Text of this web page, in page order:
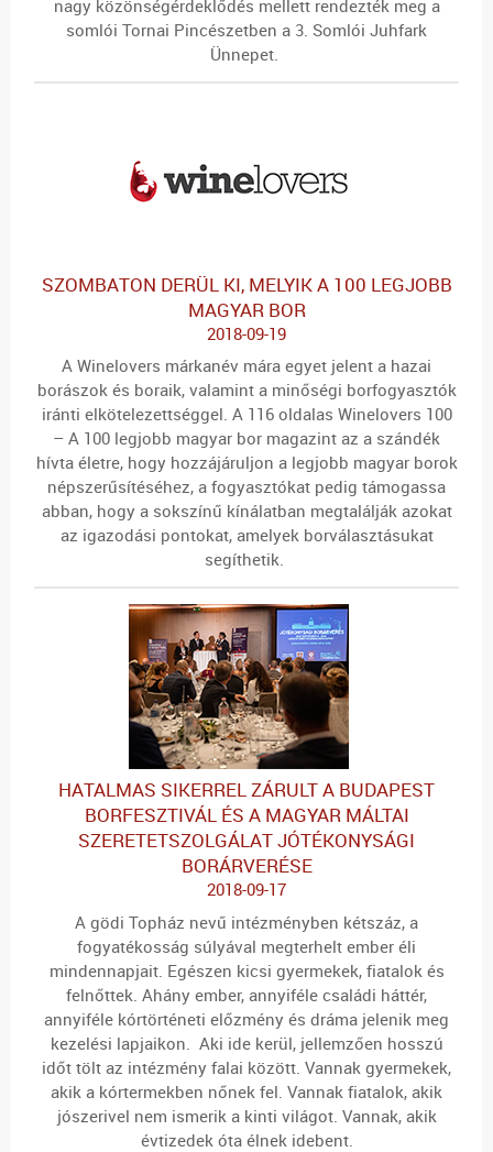
nagy közönségérdeklődés mellett rendezték meg a
somlói Tornai Pincészetben a 3. Somlói Juhfark
Ünnepet.
SZOMBATON DERÜL KI, MELYIK A 100 LEGJOBB
MAGYAR BOR
2018-09-19
A Winelovers márkanév mára egyet jelent a hazai
borászok és boraik, valamint a minőségi borfogyasztók
iránti elkötelezettséggel. A 116 oldalas Winelovers 100
– A 100 legjobb magyar bor magazint az a szándék
hívta életre, hogy hozzájáruljon a legjobb magyar borok
népszerűsítéséhez, a fogyasztókat pedig támogassa
abban, hogy a sokszínű kínálatban megtalálják azokat
az igazodási pontokat, amelyek borválasztásukat
segíthetik.
HATALMAS SIKERREL ZÁRULT A BUDAPEST
BORFESZTIVÁL ÉS A MAGYAR MÁLTAI
SZERETETSZOLGÁLAT JÓTÉKONYSÁGI
BORÁRVERÉSE
2018-09-17
A gödi Topház nevű intézményben kétszáz, a
fogyatékosság súlyával megterhelt ember éli
mindennapjait. Egészen kicsi gyermekek, fiatalok és
felnőttek. Ahány ember, annyiféle családi háttér,
annyiféle kórtörténeti előzmény és dráma jelenik meg
kezelési lapjaikon. Aki ide kerül, jellemzően hosszú
időt tölt az intézmény falai között. Vannak gyermekek,
akik a kórtermekben nőnek fel. Vannak fiatalok, akik
jószerivel nem ismerik a kinti világot. Vannak, akik
évtizedek óta élnek idebent.